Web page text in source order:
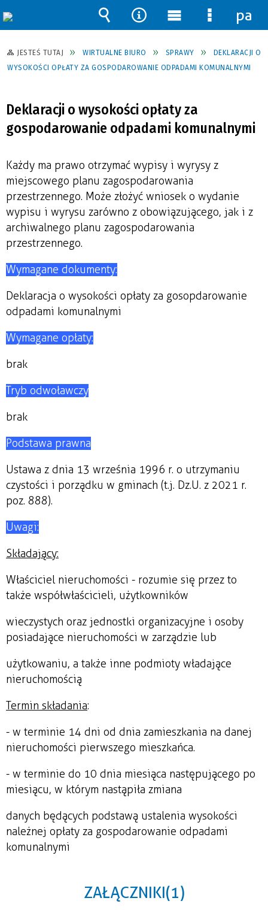
JESTEŚ TUTAJ WIRTUALNE BIURO SPRAWY
DEKLARACJI O
WYSOKOŚCI OPŁATY ZA GOSPODAROWANIE ODPADAMI KOMUNALNYMI
Deklaracji o wysokości opłaty za
gospodarowanie odpadami komunalnymi
Każdy ma prawo otrzymać wypisy i wyrysy z
miejscowego planu zagospodarowania
przestrzennego. Może złożyć wniosek o wydanie
wypisu i wyrysu zarówno z obowiązującego, jak i z
archiwalnego planu zagospodarowania
przestrzennego.
Wymagane dokumenty:
Deklaracja o wysokości opłaty za gosopdarowanie
odpadami komunalnymi
Wymagane opłaty:
brak
Tryb odwoławczy
brak
Podstawa prawna
Ustawa z dnia 13 września 1996 r. o utrzymaniu
czystości i porządku w gminach (t.j. Dz.U. z 2021 r.
poz. 888).
Uwagi:
Składający:
Właściciel nieruchomości - rozumie się przez to
także współwłaścicieli, użytkowników
wieczystych oraz jednostki organizacyjne i osoby
posiadające nieruchomości w zarządzie lub
użytkowaniu, a także inne podmioty władające
nieruchomością
Termin składania:
- w terminie 14 dni od dnia zamieszkania na danej
nieruchomości pierwszego mieszkańca.
- w terminie do 10 dnia miesiąca następującego po
miesiącu, w którym nastąpiła zmiana
danych będących podstawą ustalenia wysokości
należnej opłaty za gospodarowanie odpadami
komunalnymi
ZAŁĄCZNIKI (1)
Wyszukiwarka
Narzędzia
Menu
główne
Menu